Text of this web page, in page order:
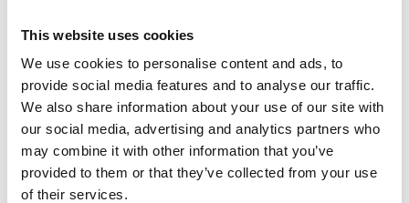
This website uses cookies
We use cookies to personalise content and ads, to
provide social media features and to analyse our traffic.
We also share information about your use of our site with
our social media, advertising and analytics partners who
may combine it with other information that you’ve
provided to them or that they’ve collected from your use
of their services.